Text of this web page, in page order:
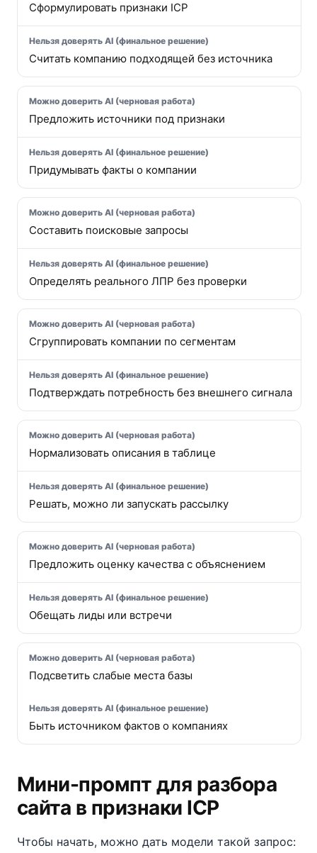
Сформулировать признаки ICP
Считать компанию подходящей без источника
Предложить источники под признаки
Придумывать факты о компании
Составить поисковые запросы
Определять реального ЛПР без проверки
Сгруппировать компании по сегментам
Подтверждать потребность без внешнего сигнала
Нормализовать описания в таблице
Решать, можно ли запускать рассылку
Предложить оценку качества с объяснением
Обещать лиды или встречи
Подсветить слабые места базы
Быть источником фактов о компаниях
Мини-промпт для разбора
сайта в признаки ICP
Чтобы начать, можно дать модели такой запрос: